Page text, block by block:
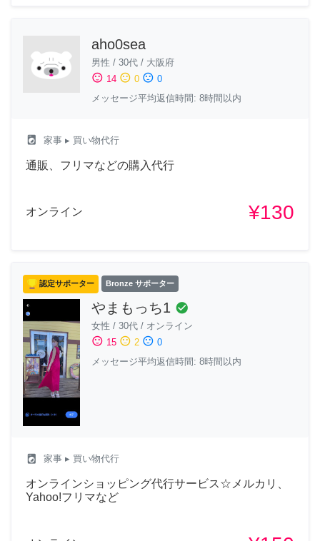
aho0sea
男性 / 30代 / 大阪府
sentiment_satisfied 14 sentiment_neutral 0 sentiment_dissatisfied 0
メッセージ平均返信時間: 8時間以内
local_laundry_service 家事 ▸ 買い物代行
通販、フリマなどの購入代行
オンライン ¥130
認定サポーター Bronze サポーター
やまもっち1 check_circle
女性 / 30代 / オンライン
sentiment_satisfied 15 sentiment_neutral 2 sentiment_dissatisfied 0
メッセージ平均返信時間: 8時間以内
local_laundry_service 家事 ▸ 買い物代行
オンラインショッピング代行サービス☆メルカリ、
Yahoo!フリマなど